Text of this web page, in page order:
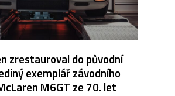
zrestauroval do původní
exemplář závodního
M6GT ze 70. let